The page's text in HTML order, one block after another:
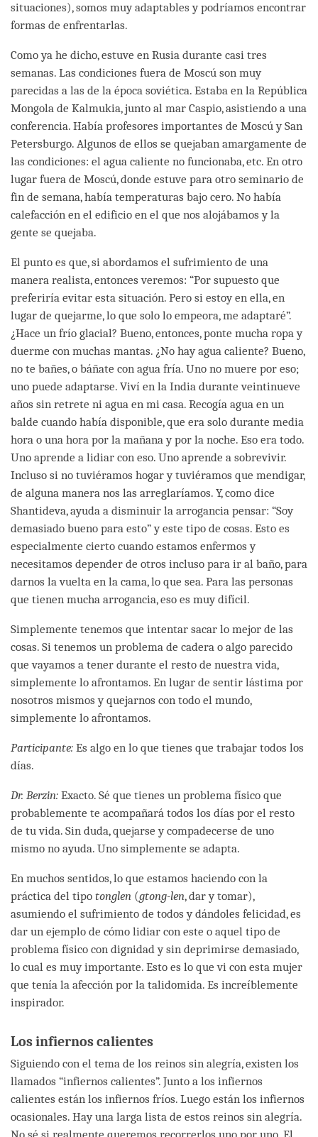
situaciones), somos muy adaptables y podríamos encontrar
formas de enfrentarlas.
Como ya he dicho, estuve en Rusia durante casi tres
semanas. Las condiciones fuera de Moscú son muy
parecidas a las de la época soviética. Estaba en la República
Mongola de Kalmukia, junto al mar Caspio, asistiendo a una
conferencia. Había profesores importantes de Moscú y San
Petersburgo. Algunos de ellos se quejaban amargamente de
las condiciones: el agua caliente no funcionaba, etc. En otro
lugar fuera de Moscú, donde estuve para otro seminario de
fin de semana, había temperaturas bajo cero. No había
calefacción en el edificio en el que nos alojábamos y la
gente se quejaba.
El punto es que, si abordamos el sufrimiento de una
manera realista, entonces veremos: “Por supuesto que
preferiría evitar esta situación. Pero si estoy en ella, en
lugar de quejarme, lo que solo lo empeora, me adaptaré”.
¿Hace un frío glacial? Bueno, entonces, ponte mucha ropa y
duerme con muchas mantas. ¿No hay agua caliente? Bueno,
no te bañes, o báñate con agua fría. Uno no muere por eso;
uno puede adaptarse. Viví en la India durante veintinueve
años sin retrete ni agua en mi casa. Recogía agua en un
balde cuando había disponible, que era solo durante media
hora o una hora por la mañana y por la noche. Eso era todo.
Uno aprende a lidiar con eso. Uno aprende a sobrevivir.
Incluso si no tuviéramos hogar y tuviéramos que mendigar,
de alguna manera nos las arreglaríamos. Y, como dice
Shantideva, ayuda a disminuir la arrogancia pensar: “Soy
demasiado bueno para esto” y este tipo de cosas. Esto es
especialmente cierto cuando estamos enfermos y
necesitamos depender de otros incluso para ir al baño, para
darnos la vuelta en la cama, lo que sea. Para las personas
que tienen mucha arrogancia, eso es muy difícil.
Simplemente tenemos que intentar sacar lo mejor de las
cosas. Si tenemos un problema de cadera o algo parecido
que vayamos a tener durante el resto de nuestra vida,
simplemente lo afrontamos. En lugar de sentir lástima por
nosotros mismos y quejarnos con todo el mundo,
simplemente lo afrontamos.
Participante: Es algo en lo que tienes que trabajar todos los
días.
Dr. Berzin: Exacto. Sé que tienes un problema físico que
probablemente te acompañará todos los días por el resto
de tu vida. Sin duda, quejarse y compadecerse de uno
mismo no ayuda. Uno simplemente se adapta.
En muchos sentidos, lo que estamos haciendo con la
práctica del tipo tonglen (gtong-len, dar y tomar),
asumiendo el sufrimiento de todos y dándoles felicidad, es
dar un ejemplo de cómo lidiar con este o aquel tipo de
problema físico con dignidad y sin deprimirse demasiado,
lo cual es muy importante. Esto es lo que vi con esta mujer
que tenía la afección por la talidomida. Es increíblemente
inspirador.
Los infiernos calientes
Siguiendo con el tema de los reinos sin alegría, existen los
llamados “infiernos calientes”. Junto a los infiernos
calientes están los infiernos fríos. Luego están los infiernos
ocasionales. Hay una larga lista de estos reinos sin alegría.